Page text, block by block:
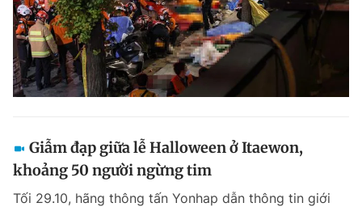
Giẫm đạp giữa lễ Halloween ở Itaewon,
khoảng 50 người ngừng tim
Tối 29.10, hãng thông tấn Yonhap dẫn thông tin giới